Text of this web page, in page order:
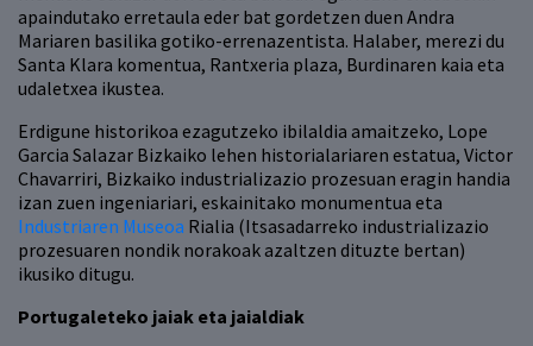
apaindutako erretaula eder bat gordetzen duen Andra
Mariaren basilika gotiko-errenazentista. Halaber, merezi du
Santa Klara komentua, Rantxeria plaza, Burdinaren kaia eta
udaletxea ikustea.
Erdigune historikoa ezagutzeko ibilaldia amaitzeko, Lope
Garcia Salazar Bizkaiko lehen historialariaren estatua, Victor
Chavarriri, Bizkaiko industrializazio prozesuan eragin handia
izan zuen ingeniariari, eskainitako monumentua eta
Industriaren Museoa Rialia (Itsasadarreko industrializazio
prozesuaren nondik norakoak azaltzen dituzte bertan)
ikusiko ditugu.
Portugaleteko jaiak eta jaialdiak